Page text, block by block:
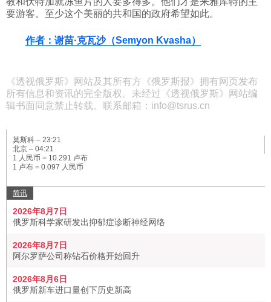
要游客。至少这个美丽的共和国的政府希望如此。
作者：谢苗·克瓦沙（Semyon Kvasha）
《透视俄罗斯》网站及其所有方《俄罗斯报》拥有网页发布
所有信息和资讯的完全版权。未经过《透视俄罗斯》网站编
辑书面同意禁止转载。联系邮箱：info@tsrus.cn
莫斯科 – 23:21
北京 – 04:21
1 人民币 = 10.291 卢布
1 卢布 = 0.097 人民币
简讯
2026年8月7日
俄罗斯科学家研发出抑郁症诊断神经网络
2026年8月7日
阿尔罗萨公司称钻石价格开始回升
2026年8月6日
俄罗斯新车进口量创下历史新高